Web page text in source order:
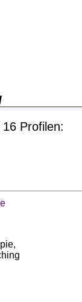
Profilen: